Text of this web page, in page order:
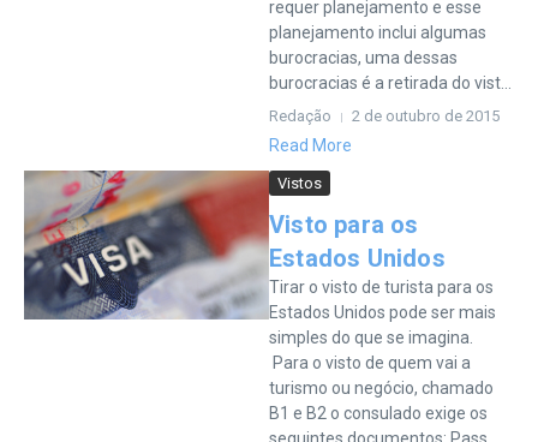
requer planejamento e esse
planejamento inclui algumas
burocracias, uma dessas
burocracias é a retirada do vist...
Redação 2 de outubro de 2015
Read More
Vistos
Visto para os
Estados Unidos
Tirar o visto de turista para os
Estados Unidos pode ser mais
simples do que se imagina.
Para o visto de quem vai a
turismo ou negócio, chamado
B1 e B2 o consulado exige os